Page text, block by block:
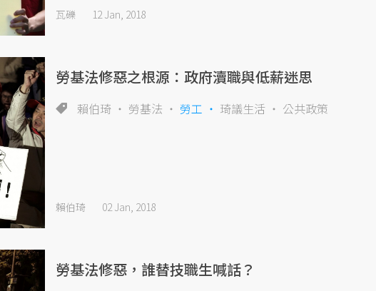
瓦礫 12 Jan, 2018
勞基法修惡之根源：政府瀆職與低薪迷思
賴伯琦 勞基法 勞工 琦議生活 公共政策
賴伯琦 02 Jan, 2018
勞基法修惡，誰替技職生喊話？